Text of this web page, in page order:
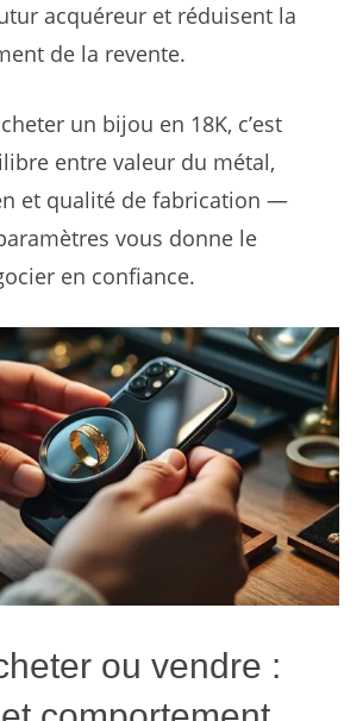
acquéreur et réduisent la
de la revente.
un bijou en 18K, c’est
entre valeur du métal,
et qualité de fabrication —
vous donne le
en confiance.
ou vendre :